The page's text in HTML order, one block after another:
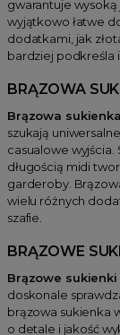
gwarantuje wysoką
wyjątkowo łatwe
dodatkami, jak
bardziej podkreśla
BRĄZOWA
Brązowa
szukają
casualowe wyjścia.
długością midi
garderoby.
wielu różnych
szafie.
BRĄZOWE
Brązowe
doskonale
brązowa sukienka
o detale i jakość